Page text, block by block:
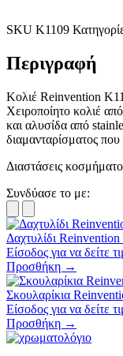
SKU K1109
Περιγραφή
Κολιέ Reinvention
Χειροποίητο κολιέ
και αλυσίδα από
διαμανταρίσματος
Διαστάσεις
Συνδύασε το με:
Δαχτυλίδι
Είσοδος για να δείτε
Προσθήκη →
Σκουλαρίκια
Είσοδος για να δείτε
Προσθήκη →